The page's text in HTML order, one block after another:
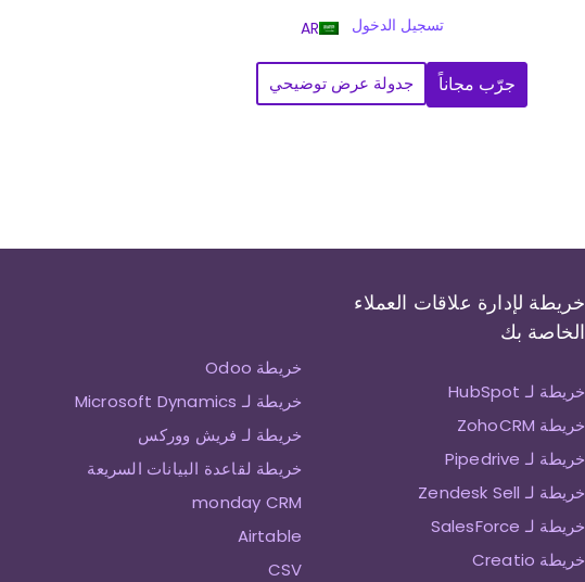
تسجيل الدخول AR
جرّب مجاناً جدولة عرض توضيحي
خريطة لإدارة علاقات العملاء
الخاصة بك
خريطة لـ HubSpot
خريطة ZohoCRM
خريطة لـ Pipedrive
خريطة لـ Zendesk Sell
خريطة لـ SalesForce
خريطة Creatio
خريطة Odoo
خريطة لـ Microsoft Dynamics
خريطة لـ فريش ووركس
خريطة لقاعدة البيانات السريعة
monday CRM
Airtable
CSV